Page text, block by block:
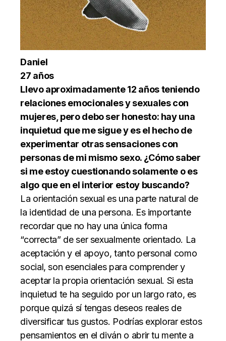
Daniel
27 años
Llevo aproximadamente 12 años teniendo
relaciones emocionales y sexuales con
mujeres, pero debo ser honesto: hay una
inquietud que me sigue y es el hecho de
experimentar otras sensaciones con
personas de mi mismo sexo. ¿Cómo saber
si me estoy cuestionando solamente o es
algo que en el interior estoy buscando?
La orientación sexual es una parte natural de
la identidad de una persona. Es importante
recordar que no hay una única forma
“correcta” de ser sexualmente orientado. La
aceptación y el apoyo, tanto personal como
social, son esenciales para comprender y
aceptar la propia orientación sexual. Si esta
inquietud te ha seguido por un largo rato, es
porque quizá sí tengas deseos reales de
diversificar tus gustos. Podrías explorar estos
pensamientos en el diván o abrir tu mente a